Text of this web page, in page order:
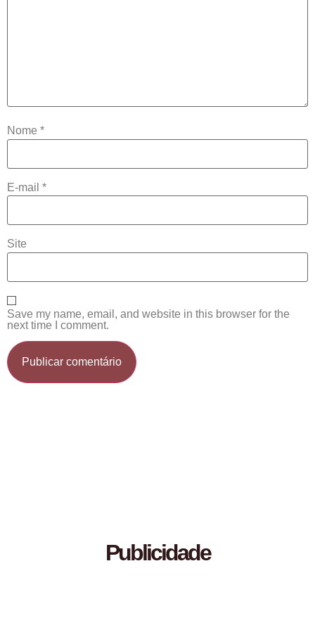
Nome *
E-mail *
Site
Save my name, email, and website in this browser for the
next time I comment.
Publicidade